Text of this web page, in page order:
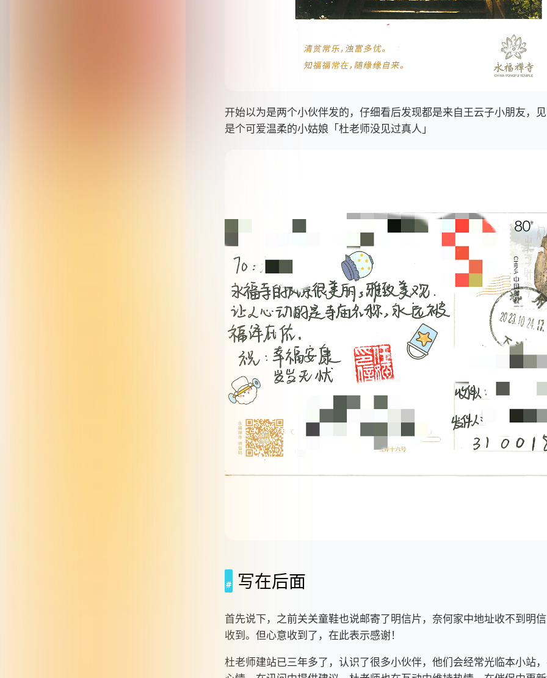
开始以为是两个小伙伴发的，仔细看后发现都是来自王云子小朋友，
是个可爱温柔的小姑娘「杜老师没见过真人」
写在后面
首先说下，之前关关童鞋也说邮寄了明信片，奈何家中地址收不到明
收到。但心意收到了，在此表示感谢！
杜老师建站已三年多了，认识了很多小伙伴，他们会经常光临本小站